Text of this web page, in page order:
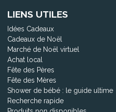
LIENS UTILES
Idées Cadeaux
Cadeaux de Noël
Marché de Noël virtuel
Achat local
Fête des Pères
Fête des Mères
Shower de bébé : le guide ultime
Recherche rapide